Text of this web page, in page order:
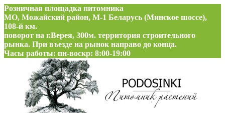
Розничная площадка питомника
МО, Можайский район, М-1 Беларусь (Минское шоссе),
108-й км.
поворот на г.Верея, 300м. территория строительного
рынка. При въезде на рынок направо до конца.
Часы работы: пн-воскр: 8:00-19:00